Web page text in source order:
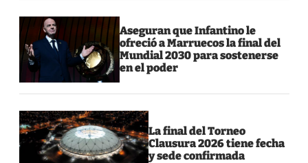
Aseguran que Infantino le
ofreció a Marruecos la final del
Mundial 2030 para sostenerse
en el poder
La final del Torneo
Clausura 2026 tiene fecha
y sede confirmada